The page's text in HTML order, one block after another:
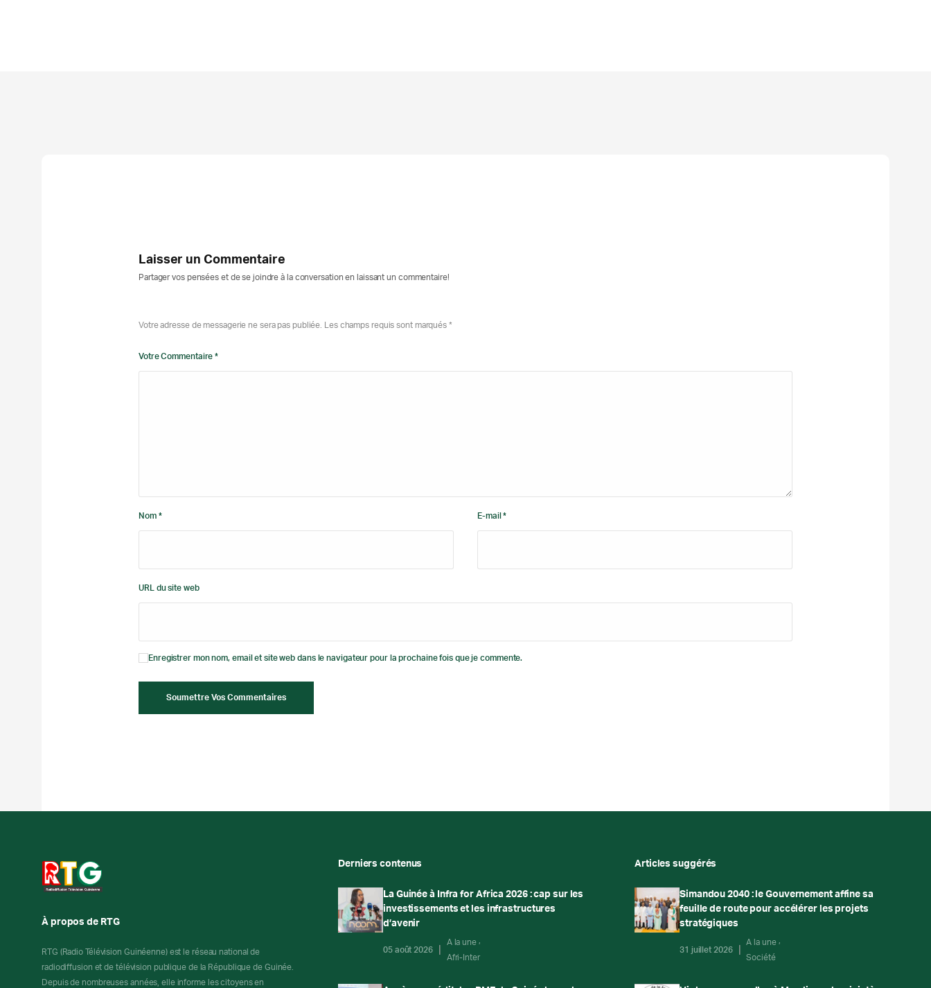
Laisser un Commentaire
Partager vos pensées et de se joindre à la conversation en laissant un commentaire!
Votre adresse de messagerie ne sera pas publiée. Les champs requis sont marqués *
Votre Commentaire *
Nom * E-mail *
URL du site web
Enregistrer mon nom, email et site web dans le navigateur pour la prochaine fois que je commente.
À propos de RTG
RTG (Radio Télévision Guinéenne) est le réseau national de
radiodiffusion et de télévision publique de la République de Guinée.
Depuis de nombreuses années, elle informe les citoyens en
Derniers contenus
La Guinée à Infra for Africa 2026 : cap sur les
investissements et les infrastructures
d’avenir
05 août 2026
A la une
Afri-Inter
Articles suggérés
Simandou 2040 : le Gouvernement affine sa
feuille de route pour accélérer les projets
stratégiques
31 juillet 2026
A la une
Société